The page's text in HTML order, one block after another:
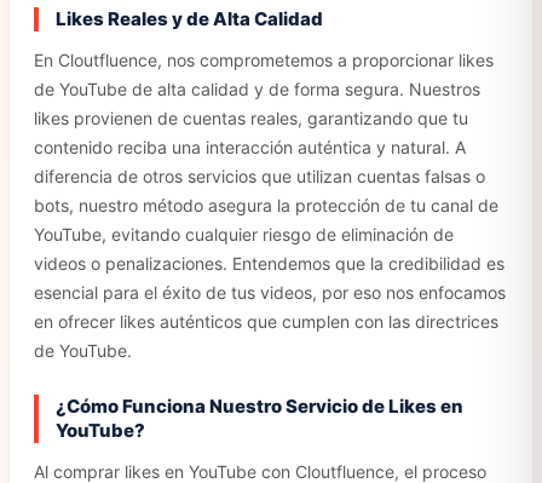
Likes Reales y de Alta Calidad
En Cloutfluence, nos comprometemos a proporcionar likes
de YouTube de alta calidad y de forma segura. Nuestros
likes provienen de cuentas reales, garantizando que tu
contenido reciba una interacción auténtica y natural. A
diferencia de otros servicios que utilizan cuentas falsas o
bots, nuestro método asegura la protección de tu canal de
YouTube, evitando cualquier riesgo de eliminación de
videos o penalizaciones. Entendemos que la credibilidad es
esencial para el éxito de tus videos, por eso nos enfocamos
en ofrecer likes auténticos que cumplen con las directrices
de YouTube.
¿Cómo Funciona Nuestro Servicio de Likes en
YouTube?
Al comprar likes en YouTube con Cloutfluence, el proceso